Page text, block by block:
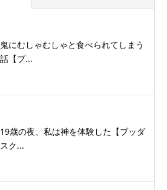
鬼にむしゃむしゃと食べられてしまう
話【ブ...
19歳の夜、私は神を体験した【ブッダ
スク...